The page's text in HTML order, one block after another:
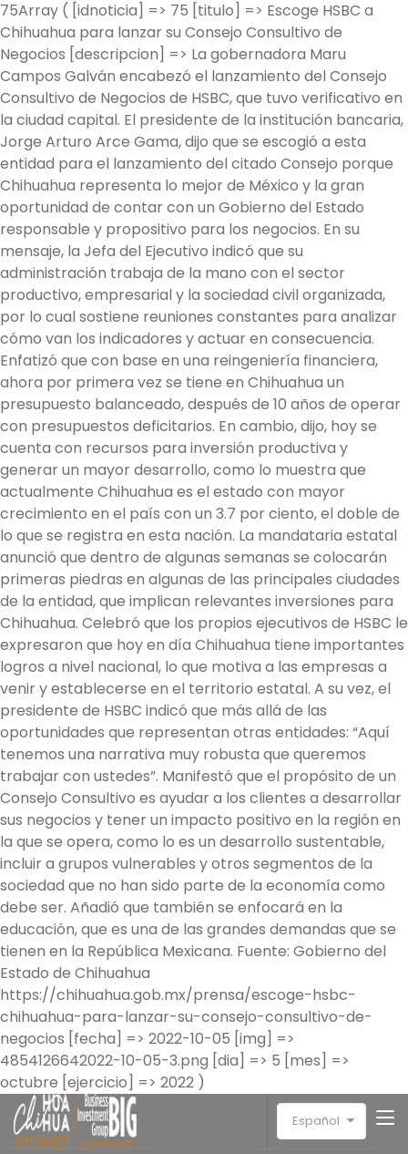
75Array ( [idnoticia] => 75 [titulo] => Escoge HSBC a
Chihuahua para lanzar su Consejo Consultivo de
Negocios [descripcion] => La gobernadora Maru
Campos Galván encabezó el lanzamiento del Consejo
Consultivo de Negocios de HSBC, que tuvo verificativo en
la ciudad capital. El presidente de la institución bancaria,
Jorge Arturo Arce Gama, dijo que se escogió a esta
entidad para el lanzamiento del citado Consejo porque
Chihuahua representa lo mejor de México y la gran
oportunidad de contar con un Gobierno del Estado
responsable y propositivo para los negocios. En su
mensaje, la Jefa del Ejecutivo indicó que su
administración trabaja de la mano con el sector
productivo, empresarial y la sociedad civil organizada,
por lo cual sostiene reuniones constantes para analizar
cómo van los indicadores y actuar en consecuencia.
Enfatizó que con base en una reingeniería financiera,
ahora por primera vez se tiene en Chihuahua un
presupuesto balanceado, después de 10 años de operar
con presupuestos deficitarios. En cambio, dijo, hoy se
cuenta con recursos para inversión productiva y
generar un mayor desarrollo, como lo muestra que
actualmente Chihuahua es el estado con mayor
crecimiento en el país con un 3.7 por ciento, el doble de
lo que se registra en esta nación. La mandataria estatal
anunció que dentro de algunas semanas se colocarán
primeras piedras en algunas de las principales ciudades
de la entidad, que implican relevantes inversiones para
Chihuahua. Celebró que los propios ejecutivos de HSBC le
expresaron que hoy en día Chihuahua tiene importantes
logros a nivel nacional, lo que motiva a las empresas a
venir y establecerse en el territorio estatal. A su vez, el
presidente de HSBC indicó que más allá de las
oportunidades que representan otras entidades: “Aquí
tenemos una narrativa muy robusta que queremos
trabajar con ustedes”. Manifestó que el propósito de un
Consejo Consultivo es ayudar a los clientes a desarrollar
sus negocios y tener un impacto positivo en la región en
la que se opera, como lo es un desarrollo sustentable,
incluir a grupos vulnerables y otros segmentos de la
sociedad que no han sido parte de la economía como
debe ser. Añadió que también se enfocará en la
educación, que es una de las grandes demandas que se
tienen en la República Mexicana. Fuente: Gobierno del
Estado de Chihuahua
https://chihuahua.gob.mx/prensa/escoge-hsbc-
chihuahua-para-lanzar-su-consejo-consultivo-de-
negocios [fecha] => 2022-10-05 [img] =>
4854126642022-10-05-3.png [dia] => 5 [mes] =>
octubre [ejercicio] => 2022 )
Español